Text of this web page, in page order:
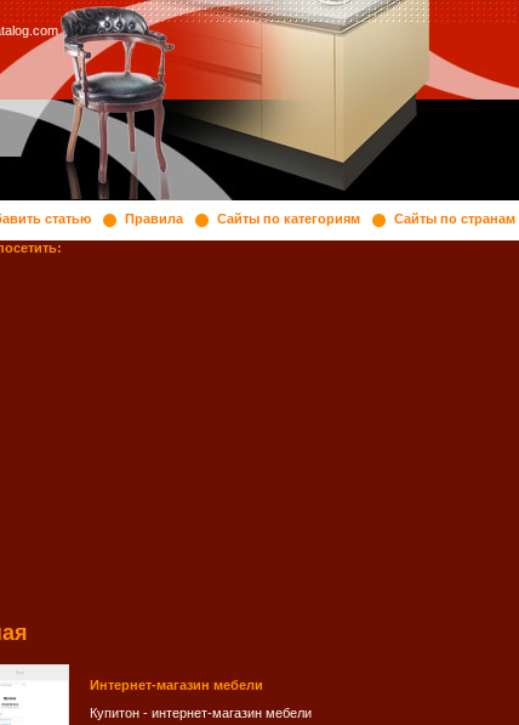
статью Правила Сайты по категориям Сайты по странам
Интернет-магазин мебели
Купитон - интернет-магазин мебели